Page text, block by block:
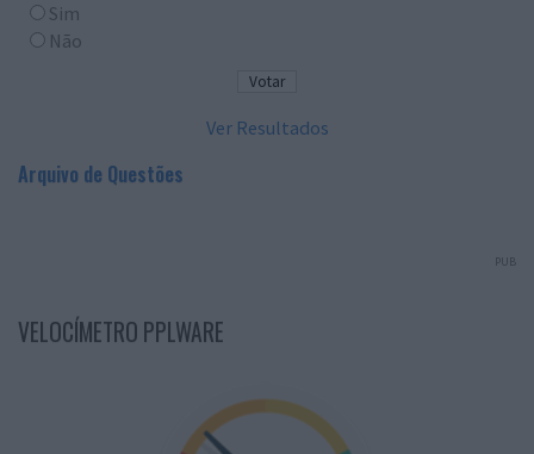
Sim
Não
Ver Resultados
Arquivo de Questões
PUB
VELOCÍMETRO PPLWARE